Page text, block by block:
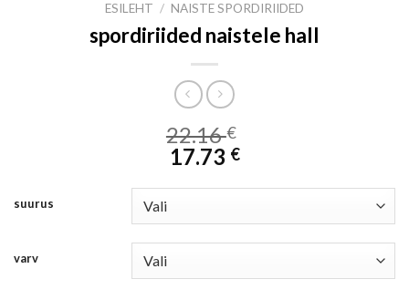
ESILEHT / NAISTE SPORDIRIIDED
spordiriided naistele hall
22.16€
17.73 €
suurus
varv